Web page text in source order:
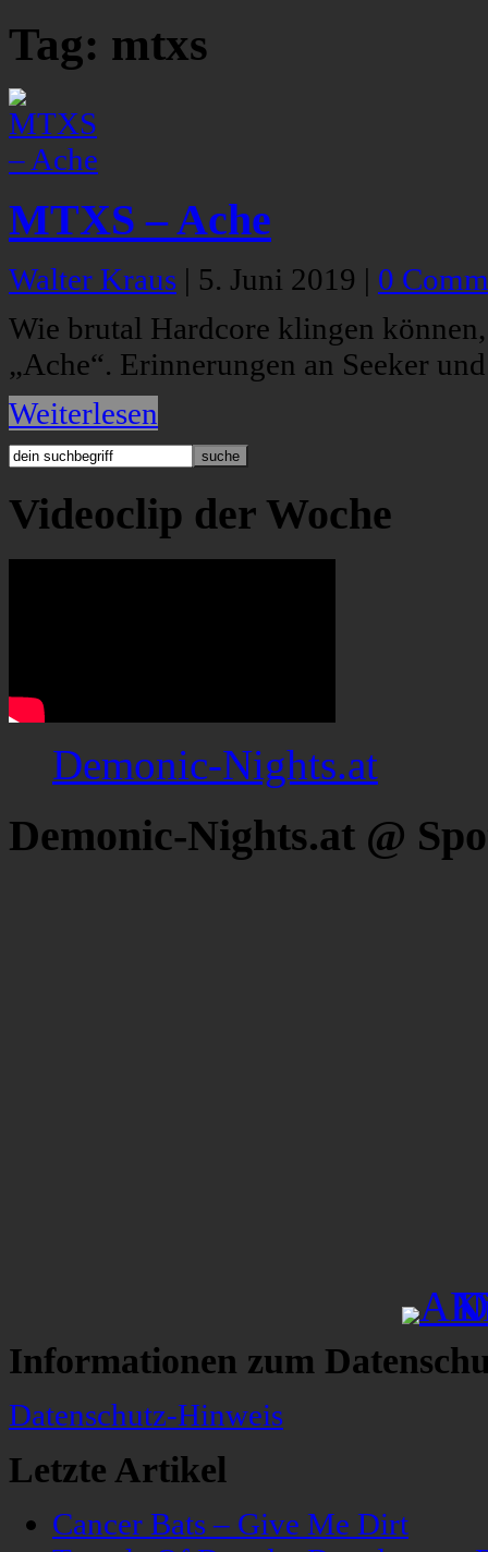
Tag: mtxs
MTXS – Ache
Walter Kraus | 5. Juni 2019 | 0
Wie brutal Hardcore klingen
„Ache“. Erinnerungen an Seeker
Weiterlesen
Videoclip der Woche
Demonic-Nights.at
Demonic-Nights.at @
Informationen zum
Datenschutz-Hinweis
Letzte Artikel
Cancer Bats – Give Me Dirt